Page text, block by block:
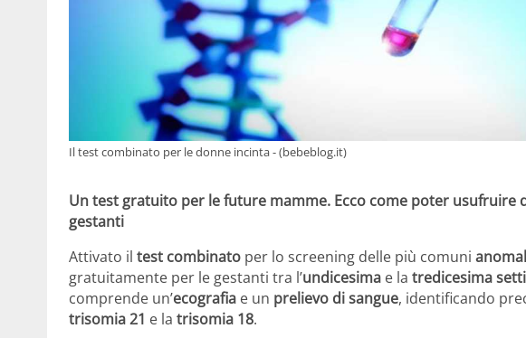
Il test combinato per le donne incinta - (bebeblog.it)
Un test gratuito per le future mamme. Ecco come poter usufruire
gestanti
Attivato il test combinato per lo screening delle più comuni
gratuitamente per le gestanti tra l’undicesima e la tredicesima
comprende un’ecografia e un prelievo di sangue, identificando
trisomia 21 e la trisomia 18.